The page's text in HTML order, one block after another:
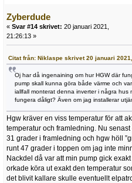
Zyberdude
« Svar #14 skrivet: 20 januari 2021,
21:26:13 »
Citat från: Niklaspe skrivet 20 januari
Oj har då ingenaining om hur HGW där
pump skall kunna göra både värme och
iallfall monterat denna inverter i några hus
fungera dåligt? Även om jag installerar
Hgw kräver en viss temperatur för att
temperatur och framledning. Nu
31 grader i framledning och hgw höll
runt 47 grader i toppen om jag inte
Nackdel då var att min pump gick
orkade köra ut exakt den temperatur
det blivit kallare skulle eventuellt